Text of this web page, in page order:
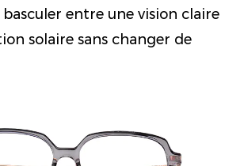
entre une vision claire
solaire sans changer de